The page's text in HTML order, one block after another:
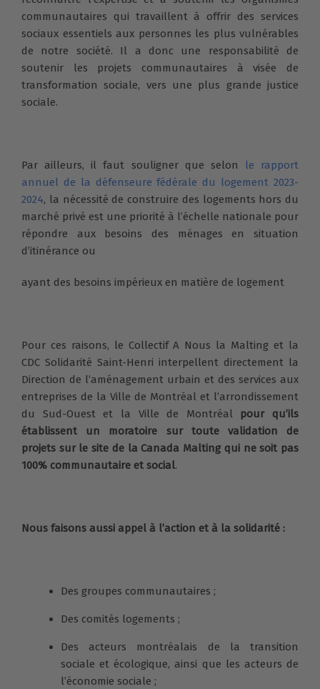
communautaires qui travaillent à offrir des services
sociaux essentiels aux personnes les plus vulnérables
de notre société. Il a donc une responsabilité de
soutenir les projets communautaires à visée de
transformation sociale, vers une plus grande justice
sociale.
Par ailleurs, il faut souligner que selon
le rapport
annuel de la défenseure fédérale du logement 2023-
2024, la nécessité de construire des logements hors du
marché privé est une priorité à l’échelle nationale pour
répondre aux besoins des ménages en situation
d’itinérance ou
ayant des besoins impérieux en matière de logement
Pour ces raisons, le Collectif A Nous la Malting et la
CDC Solidarité Saint-Henri interpellent directement la
Direction de l’aménagement urbain et des services aux
entreprises de la Ville de Montréal et l’arrondissement
du Sud-Ouest et la Ville de Montréal pour qu’ils
établissent un moratoire sur toute validation de
projets sur le site de la Canada Malting qui ne soit pas
100% communautaire et social.
Nous faisons aussi appel à l’action et à la solidarité :
Des groupes communautaires ;
Des comités logements ;
Des acteurs montréalais de la transition
sociale et écologique, ainsi que les acteurs de
l’économie sociale ;